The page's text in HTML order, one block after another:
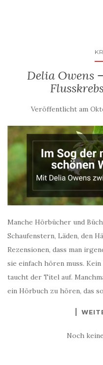
Delia Owens
Veröffentlicht am
Manche Hörbücher und
Schaufenstern, Läden, den
Rezensionen, dass man
sie einfach hören muss.
taucht der Titel auf.
ein Hörbuch zu hören, das
Noch